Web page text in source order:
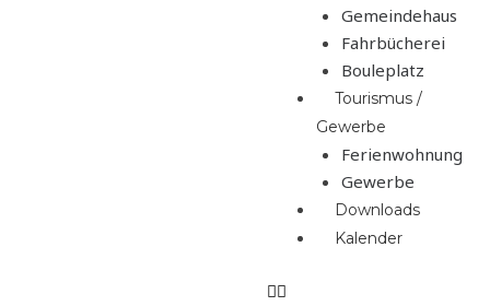
Gemeindehaus
Fahrbücherei
Bouleplatz
Tourismus /
Gewerbe
Ferienwohnung
Gewerbe
Downloads
Kalender